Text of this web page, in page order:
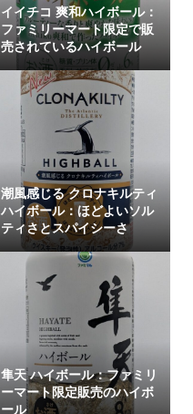
イイチコ 爽和ハイボール：
ファミリーマート限定で販
売されているハイボール
潮風感じる クロナキルティ
ハイボール：ほどよいソル
ティさとスパイシーさ
隼天 ハイボール：ファミリ
ーマート限定販売のハイボ
ール